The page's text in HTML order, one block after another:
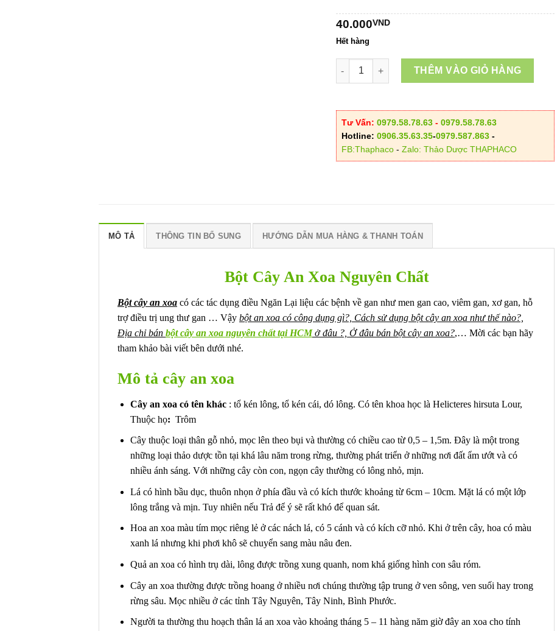
đến
40.000VND
Hết hàng
Bột Cây An Xoa Nguyên Chất số lượng
THÊM VÀO GIỎ HÀNG
Tư Vấn: 0979.58.78.63- 0979.58.78.63
Hotline: 0906.35.63.35-0979.587.863-
FB:Thaphaco- Zalo: Thảo Dược THAPHACO
MÔ TẢ THÔNG TIN BỔ SUNG HƯỚNG DẪN MUA HÀNG & THANH TOÁN
Bột Cây An Xoa Nguyên Chất
Bột cây an xoa có các tác dụng điều Ngăn Lại liệu các bệnh về gan như men gan cao, viêm gan, xơ gan, hỗ
trợ điều trị ung thư gan … Vậy bột an xoa có công dụng gì?, Cách sử dụng bột cây an xoa như thế nào?,
Địa chỉ bán bột cây an xoa nguyên chất tại HCMở đâu ?, Ở đâu bán bột cây an xoa?,… Mời các bạn hãy
tham khảo bài viết bên dưới nhé.
Mô tả cây an xoa
Cây an xoa có tên khác : tổ kén lông, tổ kén cái, dó lông. Có tên khoa học là Helicteres hirsuta Lour,
Thuộc họ: Trôm
Cây thuộc loại thân gỗ nhỏ, mọc lên theo bụi và thường có chiều cao từ 0,5 – 1,5m. Đây là một trong
những loại thảo dược tồn tại khá lâu năm trong rừng, thường phát triển ở những nơi đất ẩm ướt và có
nhiều ánh sáng. Với những cây còn con, ngọn cây thường có lông nhỏ, mịn.
Lá có hình bầu dục, thuôn nhọn ở phía đầu và có kích thước khoảng từ 6cm – 10cm. Mặt lá có một lớp
lông trắng và mịn. Tuy nhiên nếu Trả để ý sẽ rất khó để quan sát.
Hoa an xoa màu tím mọc riêng lẻ ở các nách lá, có 5 cánh và có kích cỡ nhỏ. Khi ở trên cây, hoa có màu
xanh lá nhưng khi phơi khô sẽ chuyển sang màu nâu đen.
Quả an xoa có hình trụ dài, lông được trồng xung quanh, nom khá giống hình con sâu róm.
Cây an xoa thường được trồng hoang ở nhiều nơi chúng thường tập trung ở ven sông, ven suối hay trong
rừng sâu. Mọc nhiều ở các tỉnh Tây Nguyên, Tây Ninh, Bình Phước.
Người ta thường thu hoạch thân lá an xoa vào khoảng tháng 5 – 11 hàng năm giờ đây an xoa cho tính